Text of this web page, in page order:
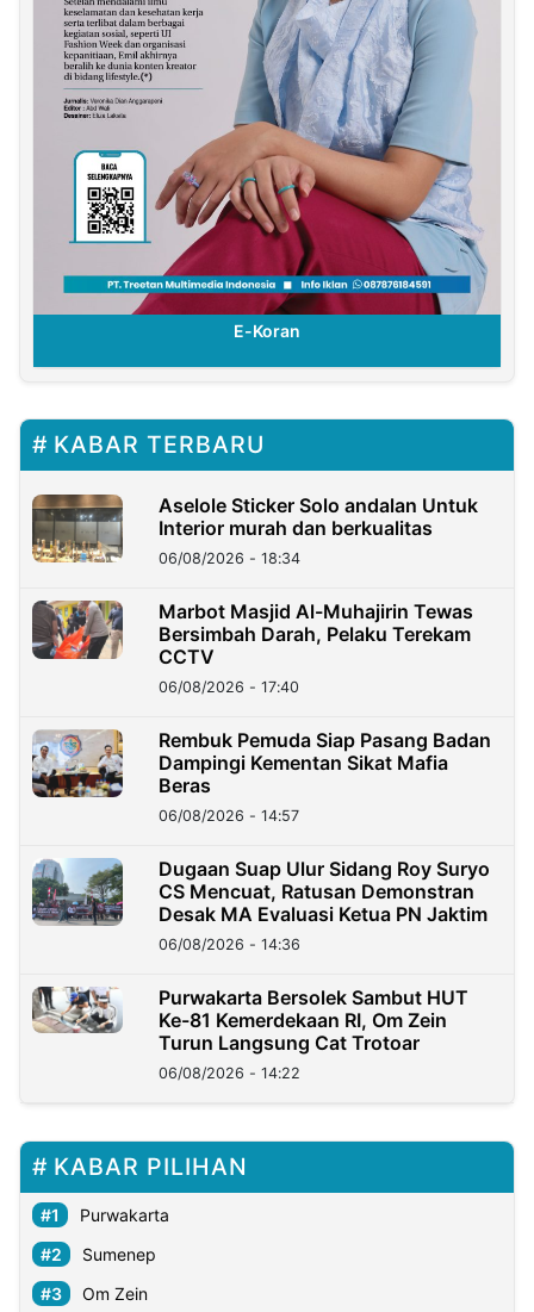
E-Koran
KABAR TERBARU
Aselole Sticker Solo andalan Untuk
Interior murah dan berkualitas
06/08/2026 - 18:34
Marbot Masjid Al-Muhajirin Tewas
Bersimbah Darah, Pelaku Terekam
CCTV
06/08/2026 - 17:40
Rembuk Pemuda Siap Pasang Badan
Dampingi Kementan Sikat Mafia
Beras
06/08/2026 - 14:57
Dugaan Suap Ulur Sidang Roy Suryo
CS Mencuat, Ratusan Demonstran
Desak MA Evaluasi Ketua PN Jaktim
06/08/2026 - 14:36
Purwakarta Bersolek Sambut HUT
Ke-81 Kemerdekaan RI, Om Zein
Turun Langsung Cat Trotoar
06/08/2026 - 14:22
KABAR PILIHAN
Purwakarta
Sumenep
Om Zein